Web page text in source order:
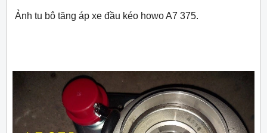
Ảnh tu bô tăng áp xe đầu kéo howo A7 375.